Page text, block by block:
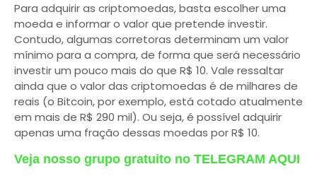
Para adquirir as criptomoedas, basta escolher uma
moeda e informar o valor que pretende investir.
Contudo, algumas corretoras determinam um valor
mínimo para a compra, de forma que será necessário
investir um pouco mais do que R$ 10. Vale ressaltar
ainda que o valor das criptomoedas é de milhares de
reais (o Bitcoin, por exemplo, está cotado atualmente
em mais de R$ 290 mil). Ou seja, é possível adquirir
apenas uma fração dessas moedas por R$ 10.
Veja nosso grupo gratuito no TELEGRAM AQUI